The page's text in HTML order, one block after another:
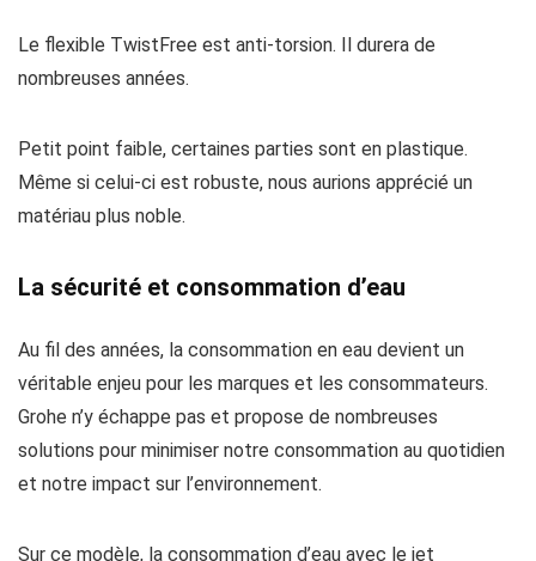
Le flexible TwistFree est anti-torsion. Il durera de
nombreuses années.
Petit point faible, certaines parties sont en plastique.
Même si celui-ci est robuste, nous aurions apprécié un
matériau plus noble.
La sécurité et consommation d’eau
Au fil des années, la consommation en eau devient un
véritable enjeu pour les marques et les consommateurs.
Grohe n’y échappe pas et propose de nombreuses
solutions pour minimiser notre consommation au quotidien
et notre impact sur l’environnement.
Sur ce modèle, la consommation d’eau avec le jet